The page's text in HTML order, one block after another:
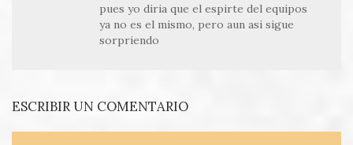
pues yo diria que el espirte del equipos
ya no es el mismo, pero aun asi sigue
sorpriendo
ESCRIBIR UN COMENTARIO